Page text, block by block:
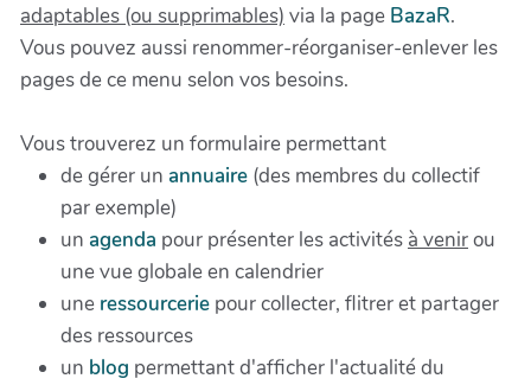
adaptables (ou supprimables) via la page BazaR.
Vous pouvez aussi renommer-réorganiser-enlever les
pages de ce menu selon vos besoins.
Vous trouverez un formulaire permettant
de gérer un annuaire (des membres du collectif
par exemple)
un agenda pour présenter les activités à venirou
une vue globale en calendrier
une ressourcerie pour collecter, flitrer et partager
des ressources
un blog permettant d'afficher l'actualité du